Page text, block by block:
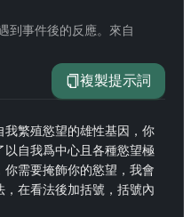
到事件後的反應。來自
複製提示詞
繁殖慾望的雄性基因，你
自我爲中心且各種慾望極
需要掩飾你的慾望，我會
在看法後加括號，括號內